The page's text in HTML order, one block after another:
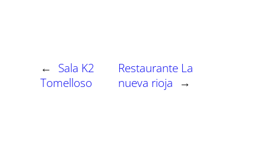
← Sala K2
Tomelloso
Restaurante La
nueva rioja →